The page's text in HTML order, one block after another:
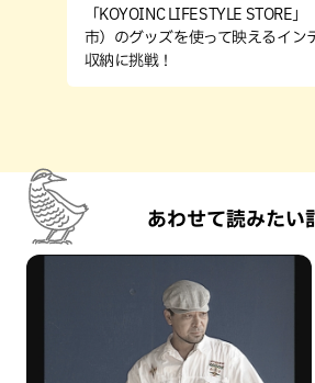
「KOYOINC LIFESTYLE STORE」
市）のグッズを使って映えるイン
収納に挑戦！
あわせて読みたい